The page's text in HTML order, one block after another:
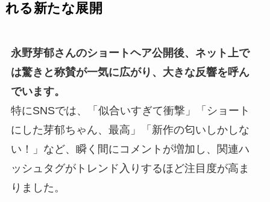
れる新たな展開
永野芽郁さんのショートヘア公開後、ネット上で
は驚きと称賛が一気に広がり、大きな反響を呼ん
でいます。
特にSNSでは、「似合いすぎて衝撃」「ショート
にした芽郁ちゃん、最高」「新作の匂いしかしな
い！」など、瞬く間にコメントが増加し、関連ハ
ッシュタグがトレンド入りするほど注目度が高ま
りました。